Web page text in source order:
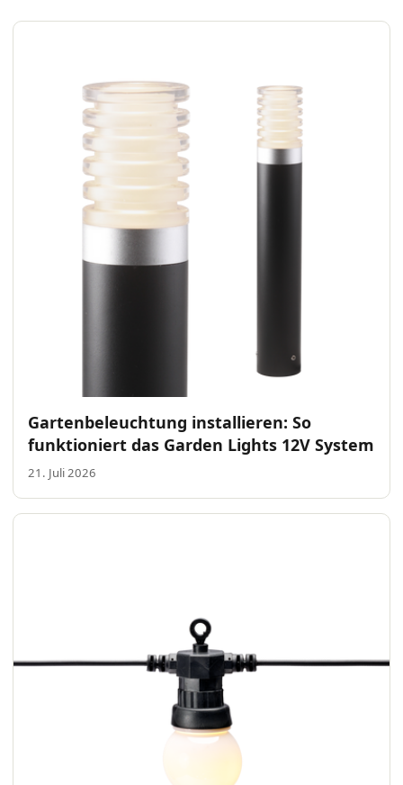
Gartenbeleuchtung installieren: So
funktioniert das Garden Lights 12V System
21. Juli 2026